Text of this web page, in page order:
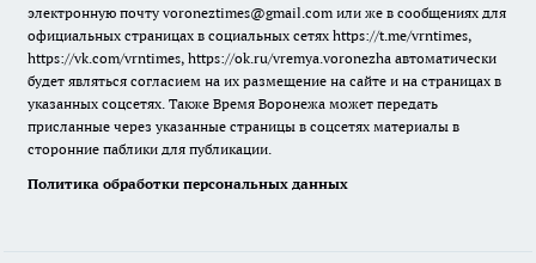
электронную почту voroneztimes@gmail.com или же в сообщениях для
официальных страницах в социальных сетях https://t.me/vrntimes,
https://vk.com/vrntimes, https://ok.ru/vremya.voronezha автоматически
будет являться согласием на их размещение на сайте и на страницах в
указанных соцсетях. Также Время Воронежа может передать
присланные через указанные страницы в соцсетях материалы в
сторонние паблики для публикации.
Политика обработки персональных данных